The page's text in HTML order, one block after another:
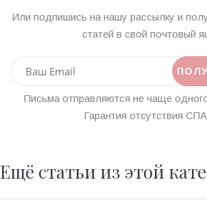
Или подпишись на нашу рассылку и
статей в свой почтовый
Письма отправляются не чаще
Гарантия отсутствия
Ещё статьи из этой